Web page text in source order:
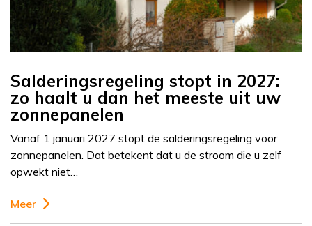
Salderingsregeling stopt in 2027:
zo haalt u dan het meeste uit uw
zonnepanelen
Vanaf 1 januari 2027 stopt de salderingsregeling voor
zonnepanelen. Dat betekent dat u de stroom die u zelf
opwekt niet…
Meer